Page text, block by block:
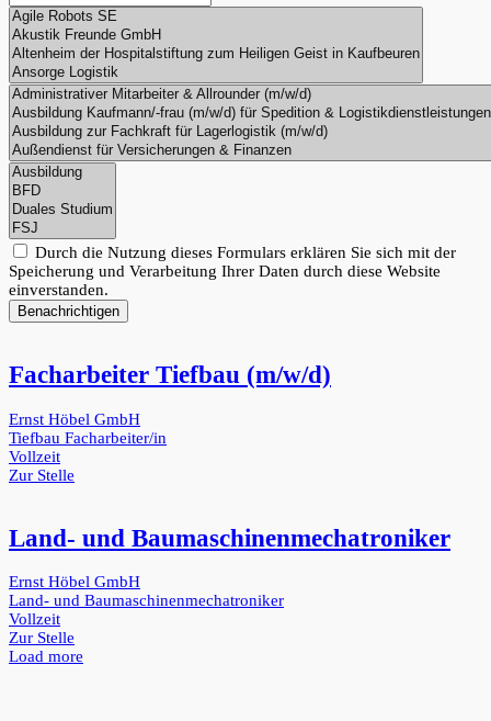
Durch die Nutzung dieses Formulars erklären Sie sich mit der
Speicherung und Verarbeitung Ihrer Daten durch diese Website
einverstanden.
Benachrichtigen
Facharbeiter Tiefbau (m/w/d)
Ernst Höbel GmbH
Tiefbau Facharbeiter/in
Vollzeit
Zur Stelle
Land- und Baumaschinenmechatroniker
Ernst Höbel GmbH
Land- und Baumaschinenmechatroniker
Vollzeit
Zur Stelle
Load more